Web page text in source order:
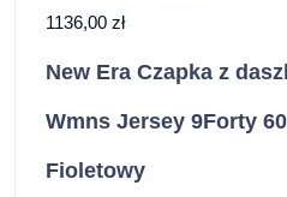
1136,00 zł
New Era Czapka z
Wmns Jersey 9Forty
Fioletowy